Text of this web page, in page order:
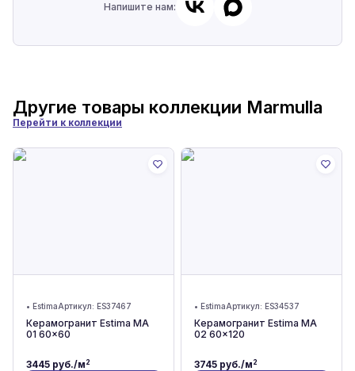
Напишите нам:
Другие товары коллекции Marmulla
Перейти к коллекции
• EstimaАртикул: ES37467
Керамогранит Estima MA
01 60x60
3445 руб./м2
• EstimaАртикул: ES34537
Керамогранит Estima MA
02 60x120
3745 руб./м2